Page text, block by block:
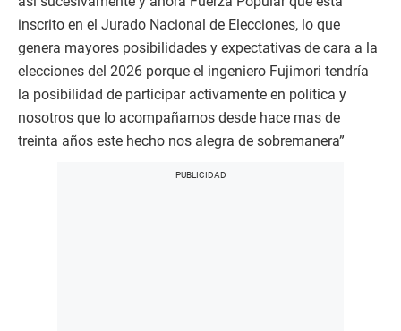
inscrito en el Jurado Nacional de Elecciones, lo que
genera mayores posibilidades y expectativas de cara a la
elecciones del 2026 porque el ingeniero Fujimori tendría
la posibilidad de participar activamente en política y
nosotros que lo acompañamos desde hace mas de
treinta años este hecho nos alegra de sobremanera”